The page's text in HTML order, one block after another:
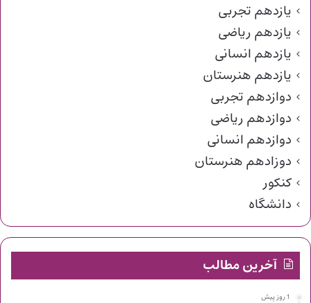
یازدهم تجربی
یازدهم ریاضی
یازدهم انسانی
یازدهم هنرستان
دوازدهم تجربی
دوازدهم ریاضی
دوازدهم انسانی
دوزادهم هنرستان
کنکور
دانشگاه
آخرین مطالب
1 روز پیش